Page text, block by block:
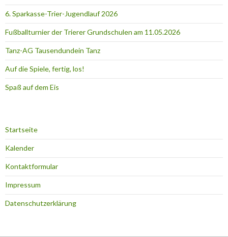
6. Sparkasse-Trier-Jugendlauf 2026
Fußballturnier der Trierer Grundschulen am 11.05.2026
Tanz-AG Tausendundein Tanz
Auf die Spiele, fertig, los!
Spaß auf dem Eis
Startseite
Kalender
Kontaktformular
Impressum
Datenschutzerklärung